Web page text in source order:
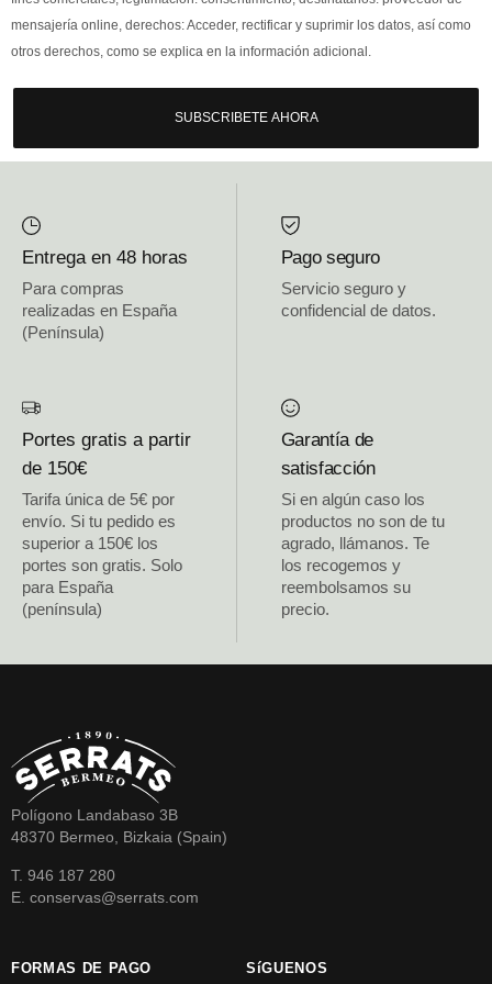
mensajería online, derechos: Acceder, rectificar y suprimir los datos, así como
otros derechos, como se explica en la información adicional.
SUBSCRIBETE AHORA
Entrega en 48 horas
Para compras
realizadas en España
(Península)
Pago seguro
Servicio seguro y
confidencial de datos.
Portes gratis a partir
de 150€
Tarifa única de 5€ por
envío. Si tu pedido es
superior a 150€ los
portes son gratis. Solo
para España
(península)
Garantía de
satisfacción
Si en algún caso los
productos no son de tu
agrado, llámanos. Te
los recogemos y
reembolsamos su
precio.
Polígono Landabaso 3B
48370 Bermeo, Bizkaia (Spain)
T. 946 187 280
E. conservas@serrats.com
FORMAS DE PAGO SíGUENOS